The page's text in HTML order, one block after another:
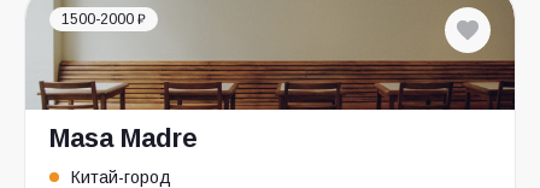
1500-2000 ₽
Masa Madre
Китай-город